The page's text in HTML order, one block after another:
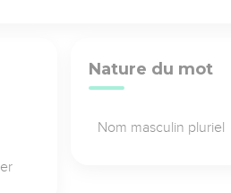
Nature du mot
Nom masculin pluriel